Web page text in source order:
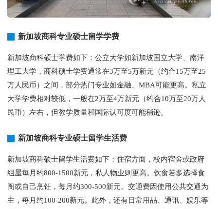
新加坡商科专业硕士留学学费
新加坡商科硕士学费如下：公立大学如新加坡国立大学、南洋
理工大学，商科硕士学费通常在3万至5万新元（约合15万至25
万人民币）之间，部分热门专业如金融、MBA可能更高。私立
大学学费相对较低，一般在2万至4万新元（约合10万至20万人
民币）左右，但教学质量和国际认可度可能稍逊。
新加坡商科专业硕士留学生活费
新加坡商科硕士留学生活费如下：住宿方面，校内宿舍或政府
组屋每月约800-1500新元，私人物业则更高。饮食若多选择食
阁或自己烹饪，每月约300-500新元。交通费因使用公共交通为
主，每月约100-200新元。此外，还有日常用品、通讯、娱乐等